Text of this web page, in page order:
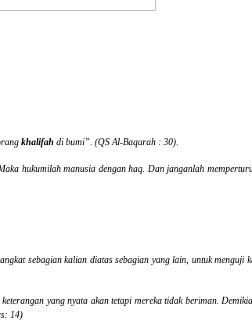
khalifah di bumi”. (QS Al-Baqarah : 30).
hukumilah manusia dengan haq. Dan janganlah
sebagian kalian diatas sebagian yang lain, untuk menguji
yang nyata akan tetapi mereka tidak beriman.
14)